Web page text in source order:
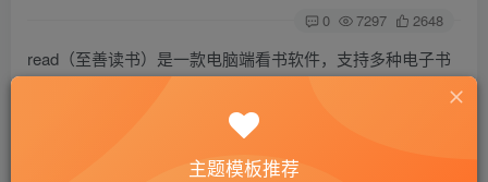
0 7297 2648
read（至善读书）是一款电脑端看书软件，支持多种电子书
格式，epub，umd，jar，txt等格式通通都支持，pdf文件也是
原程序最早发布于2009年。当年各种电子书论坛还在，资源
主题模板推荐